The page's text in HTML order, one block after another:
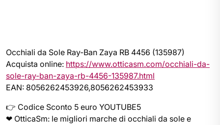
Occhiali da Sole Ray-Ban Zaya RB 4456 (135987)
Acquista online: https://www.otticasm.com/occhiali-da-
sole-ray-ban-zaya-rb-4456-135987.html
EAN: 8056262453926,8056262453933
👉 Codice Sconto 5 euro YOUTUBE5
❤ OtticaSm: le migliori marche di occhiali da sole e